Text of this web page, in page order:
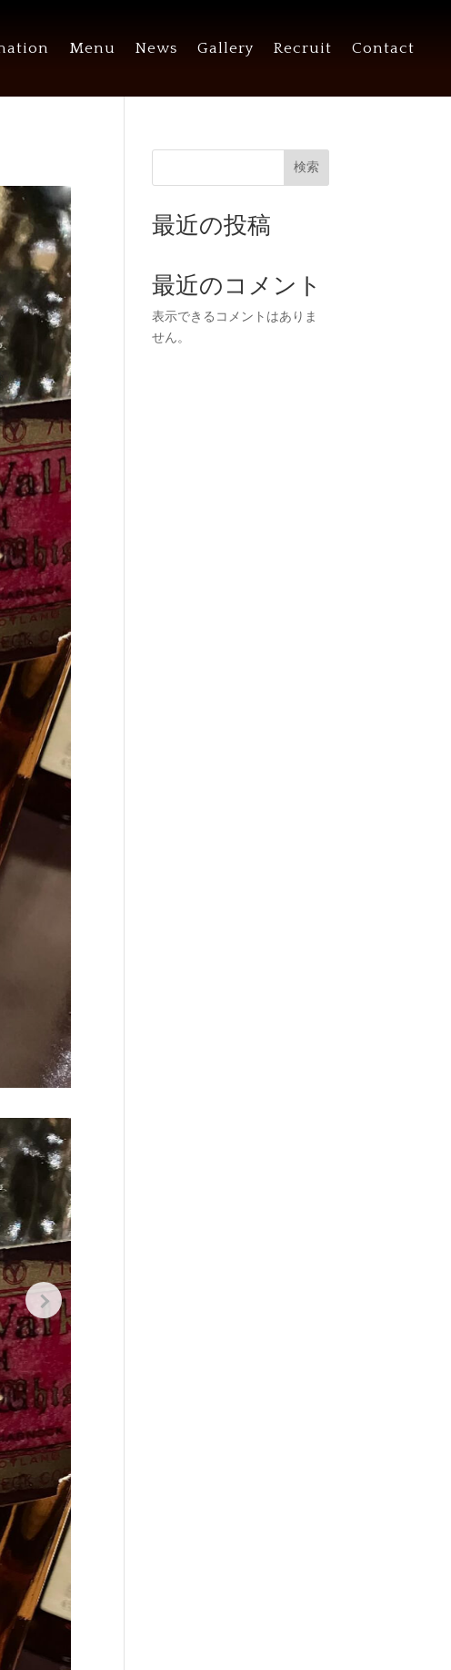
Menu News Gallery Recruit Contact
検索
最近の投稿
最近のコメント
表示できるコメントはありま
せん。